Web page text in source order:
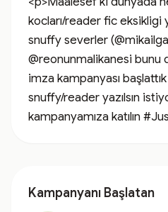
kocları/reader fic eksikligi
snuffy severler
@reonunmalikanesi
imza kampanyası
snuffy/reader yazılsın
kampanyamıza katılın
Kampanyanı Başlatan